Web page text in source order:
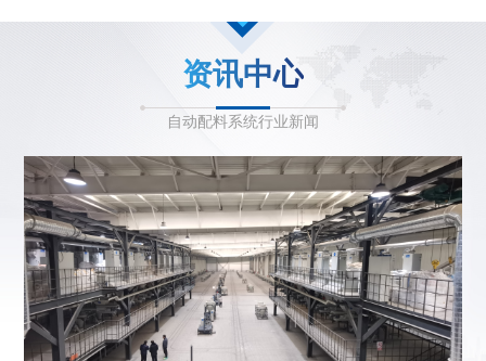
资讯中心
自动配料系统行业新闻